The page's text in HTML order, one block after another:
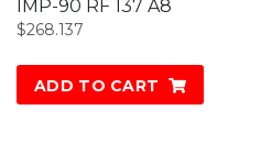
IMP-90 RF 137 A8
$268.137
ADD TO CART